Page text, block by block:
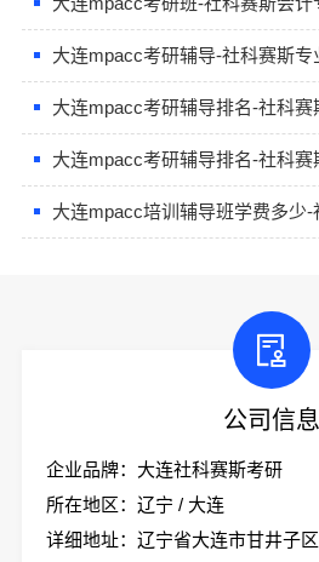
大连mpacc考研辅导排名-社科赛
大连mpacc考研辅导排名-社科赛
公司信息
企业品牌：大连社科赛斯考研
所在地区：辽宁 / 大连